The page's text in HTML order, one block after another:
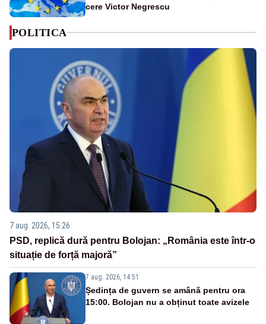
cere Victor Negrescu
POLITICA
7 aug. 2026, 15:26
PSD, replică dură pentru Bolojan: „România este într-o
situație de forță majoră”
7 aug. 2026, 14:51
Ședința de guvern se amână pentru ora
15:00. Bolojan nu a obținut toate avizele